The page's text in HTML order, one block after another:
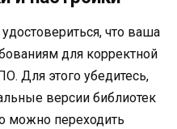
что ваша
для корректной
Для этого убедитесь,
версии библиотек
можно переходить